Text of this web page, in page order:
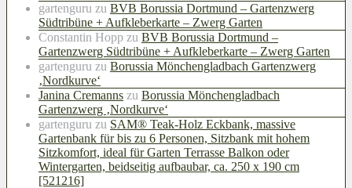
gartenguru zu BVB Borussia Dortmund – Gartenzwerg
Südtribüne + Aufkleberkarte – Zwerg Garten
Constantin Hopp zu BVB Borussia Dortmund –
Gartenzwerg Südtribüne + Aufkleberkarte – Zwerg Garten
gartenguru zu Borussia Mönchengladbach Gartenzwerg
‚Nordkurve‘
Janina Cremanns zu Borussia Mönchengladbach
Gartenzwerg ‚Nordkurve‘
gartenguru zu SAM® Teak-Holz Eckbank, massive
Gartenbank für bis zu 6 Personen, Sitzbank mit hohem
Sitzkomfort, ideal für Garten Terrasse Balkon oder
Wintergarten, beidseitig aufbaubar, ca. 250 x 190 cm
[521216]